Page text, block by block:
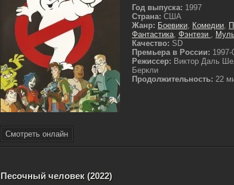
Год выпуска: 1997
Страна: США
Жанр: Боевики, Комедии,
Фантастика, Фэнтези ,
Качество: SD
Премьера в России: 1997-
Режиссер: Виктор Даль
Беркли
Продолжительность: 22
Смотреть онлайн
Песочный человек (2022)